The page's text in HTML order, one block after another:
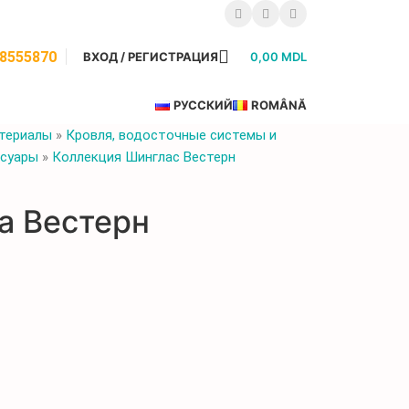
ВХОД / РЕГИСТРАЦИЯ 0,00 MDL
РУССКИЙ ROMÂNĂ
» Кровля, водосточные системы и
» Коллекция Шинглас Вестерн
Вестерн